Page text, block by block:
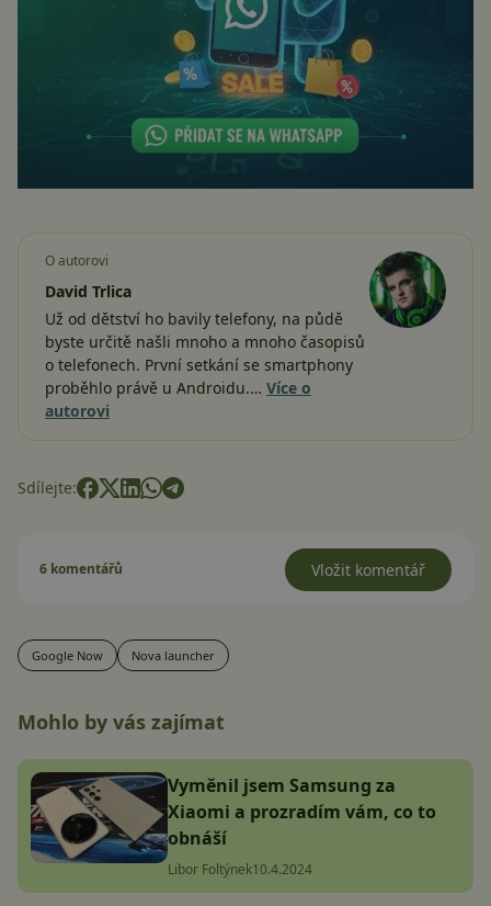
O autorovi
David Trlica
Už od dětství ho bavily telefony, na půdě
byste určitě našli mnoho a mnoho časopisů
o telefonech. První setkání se smartphony
proběhlo právě u Androidu.… Více o
autorovi
Sdílejte:
6 komentářů Vložit komentář
Google Now Nova launcher
Mohlo by vás zajímat
Vyměnil jsem Samsung za
Xiaomi a prozradím vám, co to
obnáší
Libor Foltýnek10.4.2024